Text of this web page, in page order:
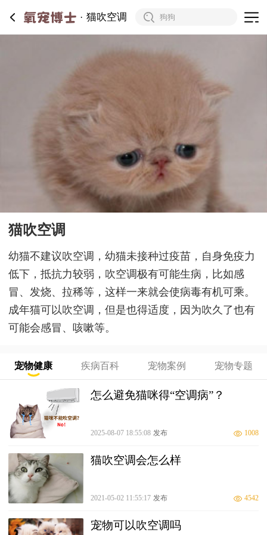
猫吹空调
猫吹空调
幼猫不建议吹空调，幼猫未接种过疫苗，自身免疫力
低下，抵抗力较弱，吹空调极有可能生病，比如感
冒、发烧、拉稀等，这样一来就会使病毒有机可乘。
成年猫可以吹空调，但是也得适度，因为吹久了也有
可能会感冒、咳嗽等。
宠物健康 疾病百科 宠物案例 宠物专题
怎么避免猫咪得“空调病”？
2025-08-07 18:55:08 发布 1008
猫吹空调会怎么样
2021-05-02 11:55:17 发布 4542
宠物可以吹空调吗